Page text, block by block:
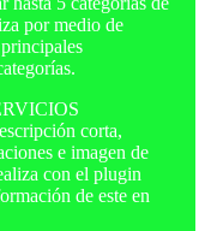
por medio de
corta,
e imagen de
con el plugin
de este en